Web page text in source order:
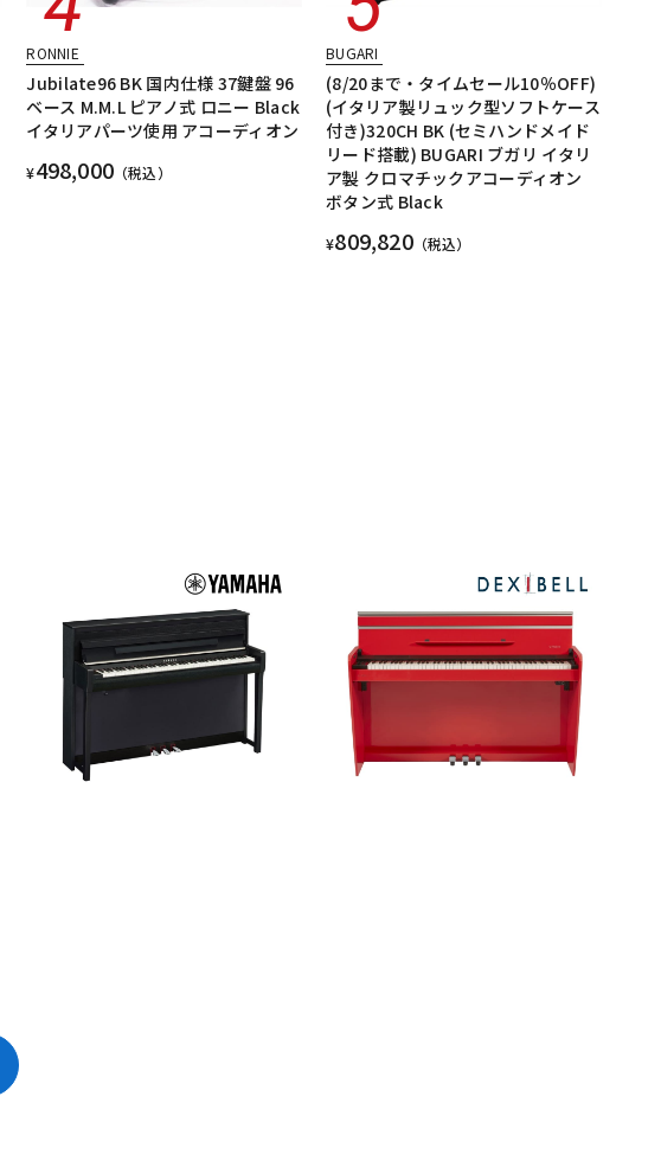
RONNIE
Jubilate96 BK 国内仕様 37鍵盤 96
ベース M.M.L ピアノ式 ロニー Black
イタリアパーツ使用 アコーディオン
¥498,000 （税込）
BUGARI
(8/20まで・タイムセール10％OFF)
(イタリア製リュック型ソフトケース
付き)320CH BK (セミハンドメイド
リード搭載) BUGARI ブガリ イタリ
ア製 クロマチックアコーディオン
ボタン式 Black
¥809,820（税込）